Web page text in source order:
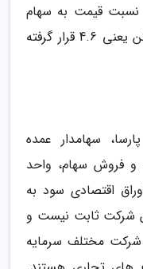
قیمت به سهام
وبوعلی در پایین ترین محدوده ممکن یعنی 4.6 قرار گرفته
سهامدار عمده
فروش سهام، واحد
اقتصادی سود به
شرکت ثابت نیست و
مدام تغییر می کند. وسبحان در 17 شرکت مختلف سرمایه